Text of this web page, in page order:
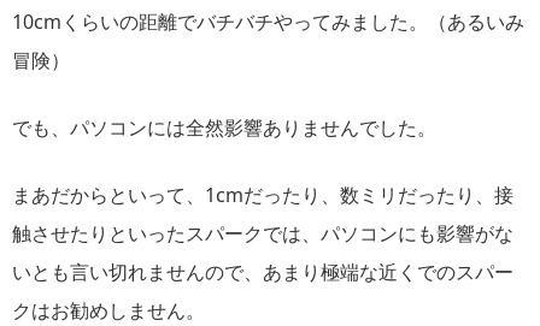
10cmくらいの距離でバチバチやってみました。（あるいみ
冒険）
でも、パソコンには全然影響ありませんでした。
まあだからといって、1cmだったり、数ミリだったり、接
触させたりといったスパークでは、パソコンにも影響がな
いとも言い切れませんので、あまり極端な近くでのスパー
クはお勧めしません。